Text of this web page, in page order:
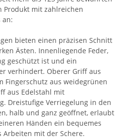
Produkt mit zahlreichen
an:
bieten einen präzisen Schnitt
Ästen. Innenliegende Feder,
geschützt ist und ein
verhindert. Oberer Griff aus
Fingerschutz aus weidegrünen
aus Edelstahl mit
Dreistufige Verriegelung in den
halb und ganz geöffnet, erlaubt
Händen ein bequemes
mit der Schere.